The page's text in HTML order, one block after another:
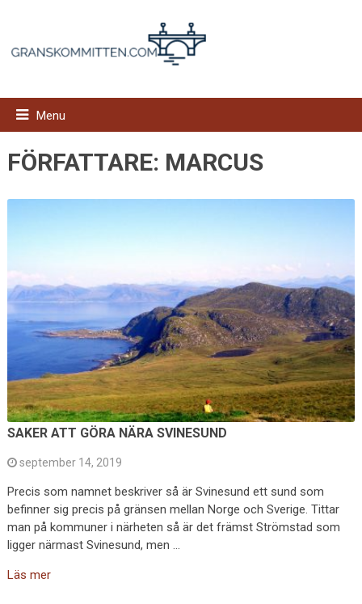
Menu
FÖRFATTARE: MARCUS
SAKER ATT GÖRA NÄRA SVINESUND
september 14, 2019
Precis som namnet beskriver så är Svinesund ett sund som
befinner sig precis på gränsen mellan Norge och Sverige. Tittar
man på kommuner i närheten så är det främst Strömstad som
ligger närmast Svinesund, men …
Läs mer